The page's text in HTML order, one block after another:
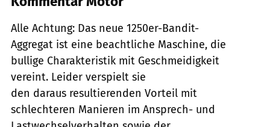
Alle Achtung: Das neue 1250er-Bandit-
Aggregat ist eine beachtliche Maschine, die
bullige Charakteristik mit Geschmeidigkeit
vereint. Leider verspielt sie
den daraus resultierenden Vorteil mit
schlechteren Manieren im Ansprech- und